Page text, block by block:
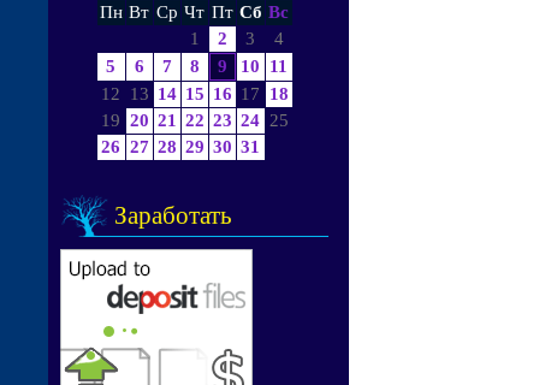
Пн Вт Ср Чт Пт Сб Вс
1
2 3
4
5
6 7 8 9 10
11
12
13 14 15 16 17
18
19 20 21 22 23 24 25
26 27 28 29 30 31
Заработать